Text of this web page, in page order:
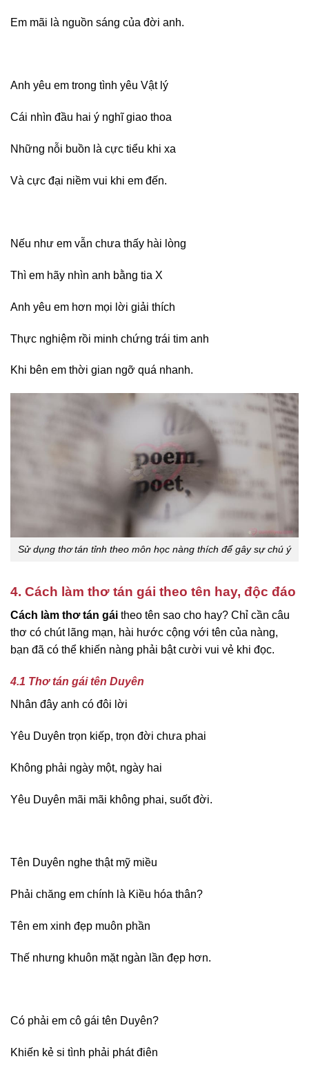
Em mãi là nguồn sáng của đời anh.
Anh yêu em trong tình yêu Vật lý
Cái nhìn đầu hai ý nghĩ giao thoa
Những nỗi buồn là cực tiểu khi xa
Và cực đại niềm vui khi em đến.
Nếu như em vẫn chưa thấy hài lòng
Thì em hãy nhìn anh bằng tia X
Anh yêu em hơn mọi lời giải thích
Thực nghiệm rồi minh chứng trái tim anh
Khi bên em thời gian ngỡ quá nhanh.
Sử dụng thơ tán tỉnh theo môn học nàng thích để gây sự chú ý
4. Cách làm thơ tán gái theo tên hay, độc đáo
Cách làm thơ tán gái theo tên sao cho hay? Chỉ cần câu
thơ có chút lãng mạn, hài hước cộng với tên của nàng,
bạn đã có thể khiến nàng phải bật cười vui vẻ khi đọc.
4.1 Thơ tán gái tên Duyên
Nhân đây anh có đôi lời
Yêu Duyên trọn kiếp, trọn đời chưa phai
Không phải ngày một, ngày hai
Yêu Duyên mãi mãi không phai, suốt đời.
Tên Duyên nghe thật mỹ miều
Phải chăng em chính là Kiều hóa thân?
Tên em xinh đẹp muôn phần
Thế nhưng khuôn mặt ngàn lần đẹp hơn.
Có phải em cô gái tên Duyên?
Khiến kẻ si tình phải phát điên